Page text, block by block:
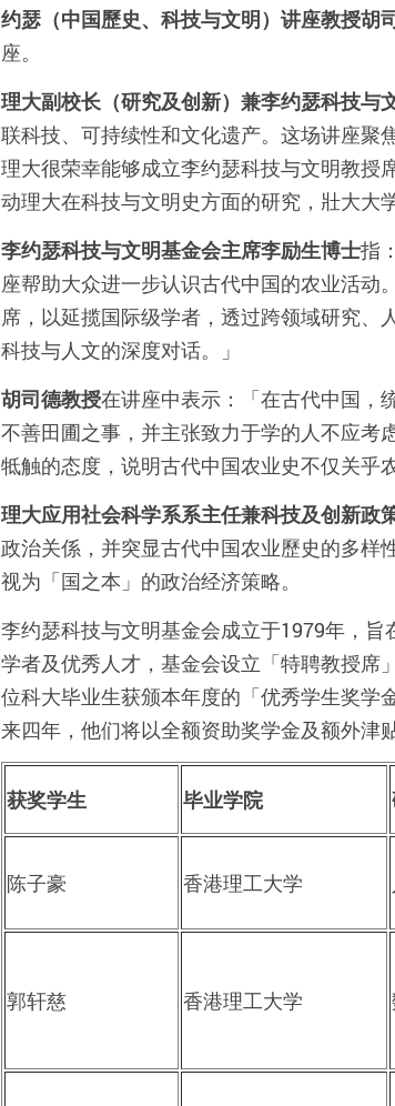
约瑟（中国歷史、科技与文明）讲座教授胡
座。
理大副校长（研究及创新）兼李约瑟科技与
联科技、可持续性和文化遗产。这场讲座聚
理大很荣幸能够成立李约瑟科技与文明教授
动理大在科技与文明史方面的研究，壯大大
李约瑟科技与文明基金会主席李励生博士指
座帮助大众进一步认识古代中国的农业活动
席，以延揽国际级学者，透过跨领域研究
科技与人文的深度对话。」
胡司德教授在讲座中表示：「在古代中国，
不善田圃之事，并主张致力于学的人不应考
牴触的态度，说明古代中国农业史不仅关乎
理大应用社会科学系系主任兼科技及创新政
政治关係，并突显古代中国农业歷史的多样
视为「国之本」的政治经济策略。
李约瑟科技与文明基金会成立于1979年，
学者及优秀人才，基金会设立「特聘教授席
位科大毕业生获颁本年度的「优秀学生奖学
来四年，他们将以全额资助奖学金及额外津
获奖学生 毕业学院
陈子豪 香港理工大学
郭轩慈 香港理工大学